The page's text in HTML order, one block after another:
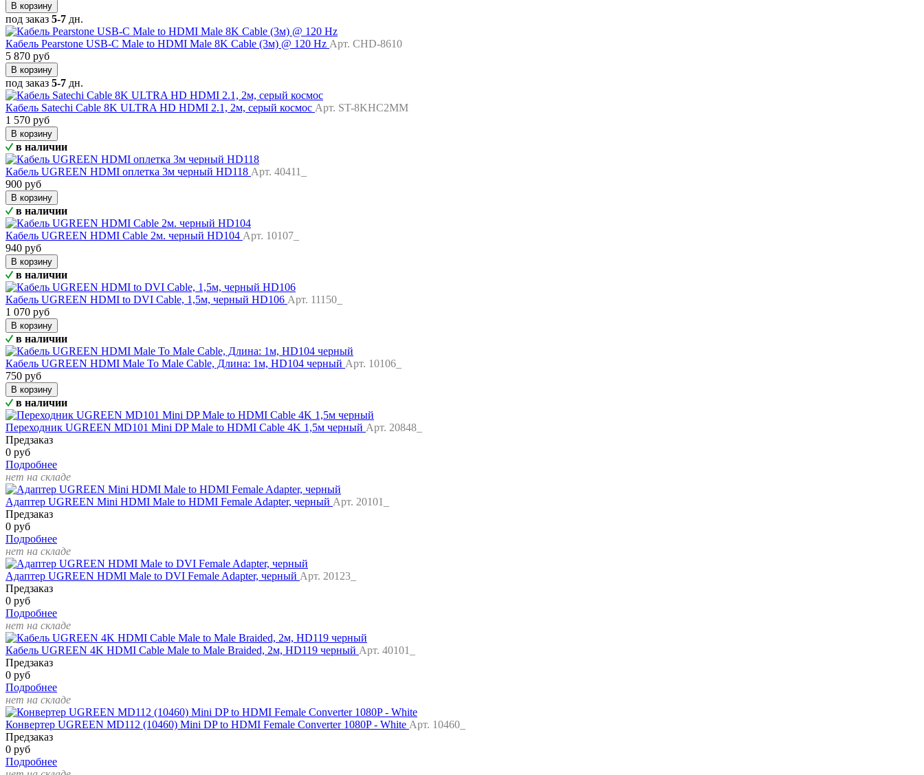
В корзину
под заказ 5-7 дн.
Кабель Pearstone USB-C Male to HDMI Male 8K Cable (3м) @ 120 Hz Арт. CHD-8610
5 870 руб
В корзину
под заказ 5-7 дн.
Кабель Satechi Cable 8K ULTRA HD HDMI 2.1, 2м, серый космос Арт. ST-8KHC2MM
1 570 руб
В корзину
в наличии
Кабель UGREEN HDMI оплетка 3м черный HD118 Арт. 40411_
900 руб
В корзину
в наличии
Кабель UGREEN HDMI Cable 2м. черный HD104 Арт. 10107_
940 руб
В корзину
в наличии
Кабель UGREEN HDMI to DVI Cable, 1,5м, черный HD106 Арт. 11150_
1 070 руб
В корзину
в наличии
Кабель UGREEN HDMI Male To Male Cable, Длина: 1м, HD104 черный Арт. 10106_
750 руб
В корзину
в наличии
Переходник UGREEN MD101 Mini DP Male to HDMI Cable 4K 1,5м черный Арт. 20848_
Предзаказ
0 руб
Подробнее
нет на складе
Адаптер UGREEN Mini HDMI Male to HDMI Female Adapter, черный Арт. 20101_
Предзаказ
0 руб
Подробнее
нет на складе
Адаптер UGREEN HDMI Male to DVI Female Adapter, черный Арт. 20123_
Предзаказ
0 руб
Подробнее
нет на складе
Кабель UGREEN 4K HDMI Cable Male to Male Braided, 2м, HD119 черный Арт. 40101_
Предзаказ
0 руб
Подробнее
нет на складе
Конвертер UGREEN MD112 (10460) Mini DP to HDMI Female Converter 1080P - White Арт. 10460_
Предзаказ
0 руб
Подробнее